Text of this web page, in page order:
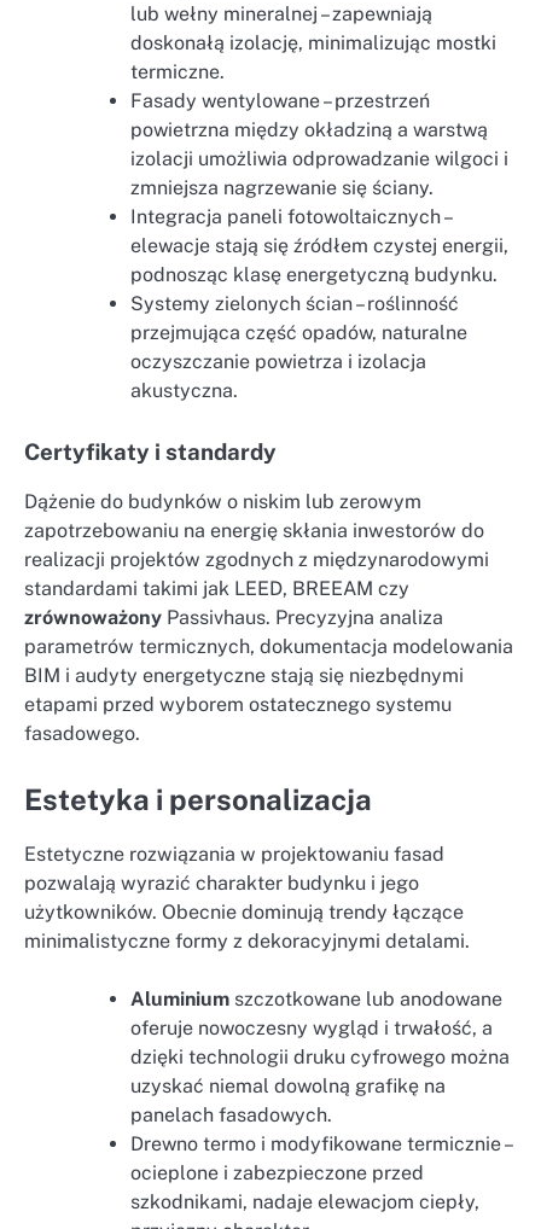
lub wełny mineralnej – zapewniają
doskonałą izolację, minimalizując mostki
termiczne.
Fasady wentylowane – przestrzeń
powietrzna między okładziną a warstwą
izolacji umożliwia odprowadzanie wilgoci i
zmniejsza nagrzewanie się ściany.
Integracja paneli fotowoltaicznych –
elewacje stają się źródłem czystej energii,
podnosząc klasę energetyczną budynku.
Systemy zielonych ścian – roślinność
przejmująca część opadów, naturalne
oczyszczanie powietrza i izolacja
akustyczna.
Certyfikaty i standardy
Dążenie do budynków o niskim lub zerowym
zapotrzebowaniu na energię skłania inwestorów do
realizacji projektów zgodnych z międzynarodowymi
standardami takimi jak LEED, BREEAM czy
zrównoważony Passivhaus. Precyzyjna analiza
parametrów termicznych, dokumentacja modelowania
BIM i audyty energetyczne stają się niezbędnymi
etapami przed wyborem ostatecznego systemu
fasadowego.
Estetyka i personalizacja
Estetyczne rozwiązania w projektowaniu fasad
pozwalają wyrazić charakter budynku i jego
użytkowników. Obecnie dominują trendy łączące
minimalistyczne formy z dekoracyjnymi detalami.
Aluminium szczotkowane lub anodowane
oferuje nowoczesny wygląd i trwałość, a
dzięki technologii druku cyfrowego można
uzyskać niemal dowolną grafikę na
panelach fasadowych.
Drewno termo i modyfikowane termicznie –
ocieplone i zabezpieczone przed
szkodnikami, nadaje elewacjom ciepły,